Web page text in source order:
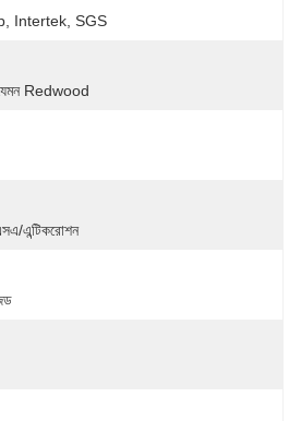
Intertek, SGS
Redwood
এন্টিকরোশন